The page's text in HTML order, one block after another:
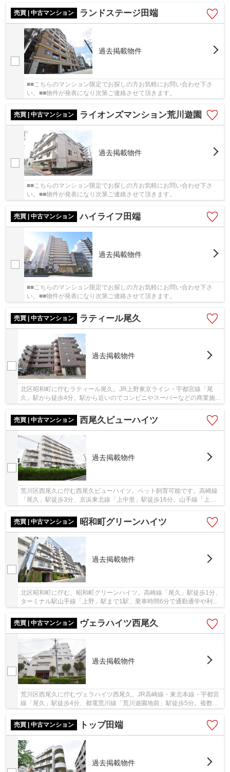
売買 | 中古マンション ランドステージ田端
過去掲載物件
■■こちらのマンション限定でお探しの方お気軽にお問い合わせ下さ
い。■■物件が発表になり次第ご連絡させて頂きます。
売買 | 中古マンション ライオンズマンション荒川遊園
過去掲載物件
■■こちらのマンション限定でお探しの方お気軽にお問い合わせ下さ
い。■■物件が発表になり次第ご連絡させて頂きます。
売買 | 中古マンション ハイライフ田端
過去掲載物件
■■こちらのマンション限定でお探しの方お気軽にお問い合わせ下さ
い。■■物件が発表になり次第ご連絡させて頂きます。
売買 | 中古マンション ラティール尾久
過去掲載物件
北区昭和町に佇むラティール尾久。JR上野東京ライン・宇都宮線「尾
久」駅から徒歩4分。駅から近いのでコンビニやスーパーなどの商業施設
売買 | 中古マンション
西尾久ビューハイツ
過去掲載物件
荒川区西尾久に佇む西尾久ビューハイツ。ペット飼育可能です。高崎線
「尾久」駅徒歩3分、京浜東北線「上中里」駅徒歩16分。山手線「上
野」駅へ「尾久」から乗車時間3分で、空港や地方...
売買 | 中古マンション
昭和町グリーンハイツ
過去掲載物件
北区昭和町に佇む、昭和町グリーンハイツ。高崎線「尾久」駅徒歩1分、
ターミナル駅山手線「上野」駅まで1駅、乗車時間6分で通勤通学や利便
性に富んだ立地です。近隣にはスーパーなども...
売買 | 中古マンション
ヴェラハイツ西尾久
過去掲載物件
荒川区西尾久に佇むヴェラハイツ西尾久。JR高崎線・東北本線・宇都宮
線「尾久」駅徒歩4分、都電荒川線「荒川遊園地前」駅徒歩5分。複数路
売買 | 中古マンション
トップ田端
過去掲載物件